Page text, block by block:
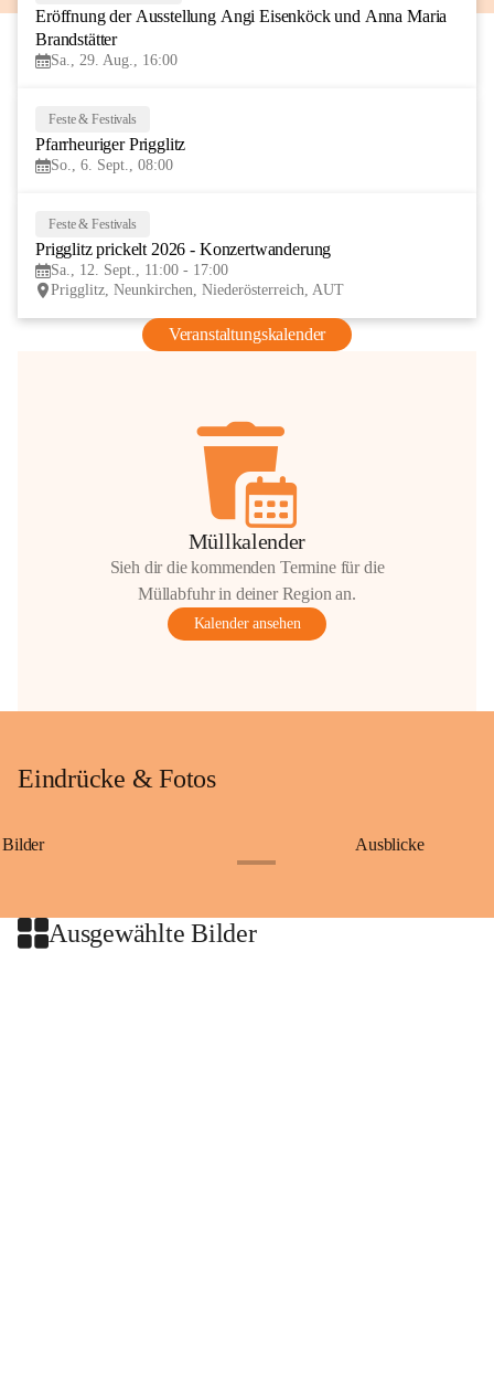
AUG
Eröffnung der Ausstellung Angi Eisenköck und Anna Maria
Brandstätter
Sa., 29. Aug., 16:00
Feste & Festivals
Pfarrheuriger Prigglitz
So., 6. Sept., 08:00
Feste & Festivals
Prigglitz prickelt 2026 - Konzertwanderung
Sa., 12. Sept., 11:00 - 17:00
Prigglitz, Neunkirchen, Niederösterreich, AUT
Veranstaltungskalender
Müllkalender
Sieh dir die kommenden Termine für die
Müllabfuhr in deiner Region an.
Kalender ansehen
Eindrücke & Fotos
Bilder Ausblicke
Ausgewählte Bilder